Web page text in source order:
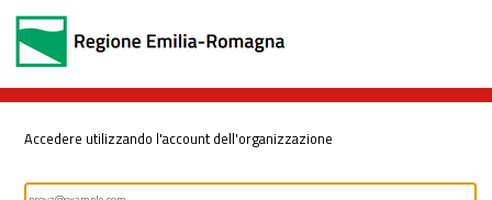
Accedere utilizzando l'account dell'organizzazione